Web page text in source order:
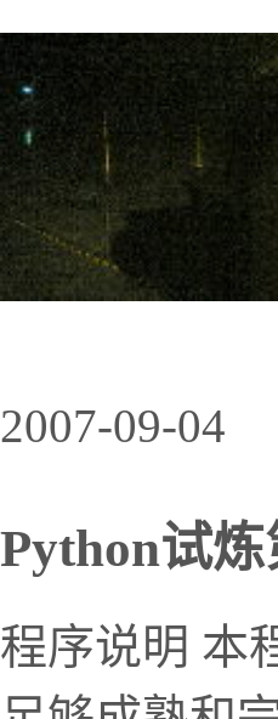
2007-09-04
Python试
程序说明 本